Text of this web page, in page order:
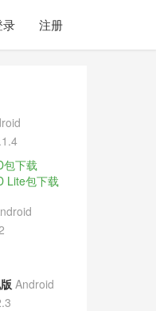
录 注册
包下载
Lite包下载
Android